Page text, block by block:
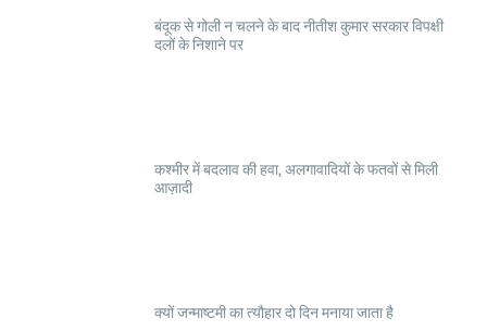
बंदूक से गोली न चलने के बाद नीतीश कुमार सरकार विपक्षी
दलों के निशाने पर
कश्मीर में बदलाव की हवा, अलगावादियों के फतवों से मिली
आज़ादी
क्यों जन्माष्टमी का त्यौहार दो दिन मनाया जाता है